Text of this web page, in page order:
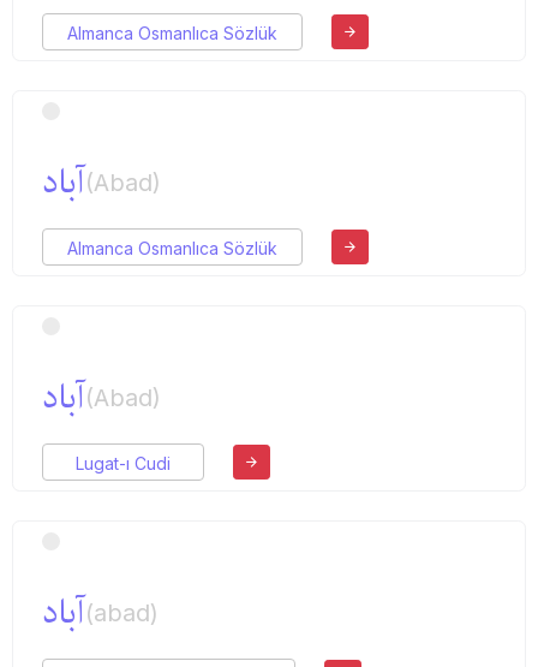
Almanca Osmanlıca Sözlük
آباد(Abad)
Almanca Osmanlıca Sözlük
آباد(Abad)
Lugat-ı Cudi
آباد(abad)